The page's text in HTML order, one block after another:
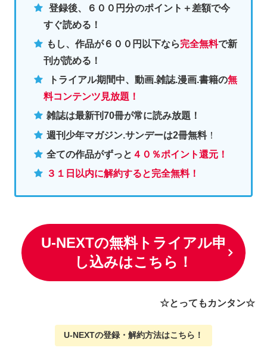
登録後、６００円分のポイント＋差額で今
すぐ読める！
もし、作品が６００円以下なら完全無料で新
刊が読める！
トライアル期間中、動画.雑誌.漫画.書籍の無
料コンテンツ見放題！
雑誌は最新刊70冊が常に読み放題！
週刊少年マガジン.サンデーは2冊無料！
全ての作品がずっと ４０％ポイント還元！
３１日以内に解約すると完全無料！
U-NEXTの無料トライアル申
し込みはこちら！
☆とってもカンタン☆
U-NEXTの登録・解約方法はこちら ！